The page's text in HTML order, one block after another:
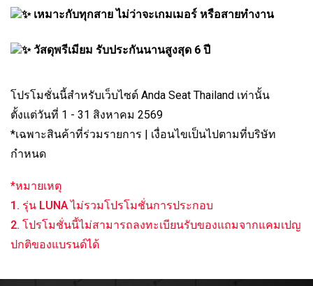
เหมาะกับทุกสาย ไม่ว่าจะเกมเมอร์ หรือสายทำงาน
วัสดุพรีเมียม รับประกันนานสูงสุด 6 ปี
โปรโมชั่นนี้สำหรับเว็บไซต์ Anda Seat Thailand เท่านั้น
ตั้งแต่วันที่ 1 - 31 สิงหาคม 2569
*เฉพาะสินค้าที่ร่วมรายการ | เงื่อนไขเป็นไปตามที่บริษัท
กำหนด
*หมายเหตุ
1. รุ่น LUNA ไม่รวมโปรโมชั่นการประกอบ
2. โปรโมชั่นนี้ไม่สามารถลงทะเบียนรับของแถมจากแคมเปญ
ปกติของแบรนด์ได้